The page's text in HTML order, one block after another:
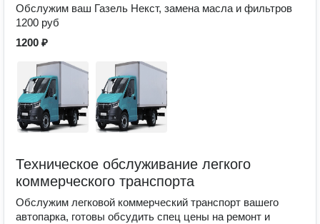
Обслужим ваш Газель Некст, замена масла и фильтров
1200 руб
1200 ₽
Техническое обслуживание легкого
коммерческого транспорта
Обслужим легковой коммерческий транспорт вашего
автопарка, готовы обсудить спец цены на ремонт и